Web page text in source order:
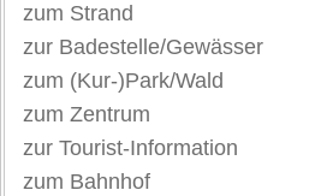
zum Strand
zur Badestelle/Gewässer
zum (Kur-)Park/Wald
zum Zentrum
zur Tourist-Information
zum Bahnhof